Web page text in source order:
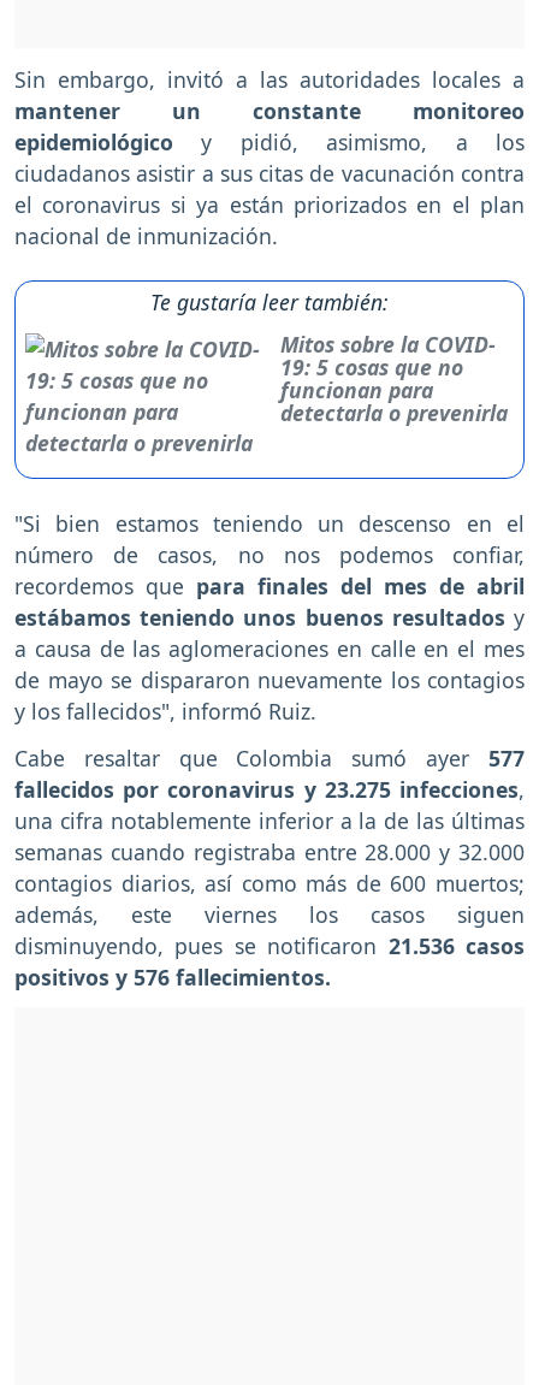
Sin embargo, invitó a las autoridades locales a
mantener un constante monitoreo
epidemiológico y pidió, asimismo, a los
ciudadanos asistir a sus citas de vacunación contra
el coronavirus si ya están priorizados en el plan
nacional de inmunización.
Te gustaría leer también:
Mitos sobre la COVID-
19: 5 cosas que no
funcionan para
detectarla o prevenirla
"Si bien estamos teniendo un descenso en el
número de casos, no nos podemos confiar,
recordemos que para finales del mes de abril
estábamos teniendo unos buenos resultados y
a causa de las aglomeraciones en calle en el mes
de mayo se dispararon nuevamente los contagios
y los fallecidos", informó Ruiz.
Cabe resaltar que Colombia sumó ayer 577
fallecidos por coronavirus y 23.275 infecciones,
una cifra notablemente inferior a la de las últimas
semanas cuando registraba entre 28.000 y 32.000
contagios diarios, así como más de 600 muertos;
además, este viernes los casos siguen
disminuyendo, pues se notificaron 21.536 casos
positivos y 576 fallecimientos.